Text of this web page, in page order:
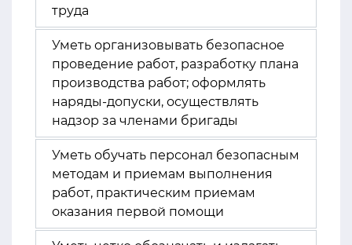
труда
Уметь организовывать безопасное
проведение работ, разработку плана
производства работ; оформлять
наряды-допуски, осуществлять
надзор за членами бригады
Уметь обучать персонал безопасным
методам и приемам выполнения
работ, практическим приемам
оказания первой помощи